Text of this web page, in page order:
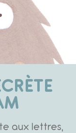
aux lettres,